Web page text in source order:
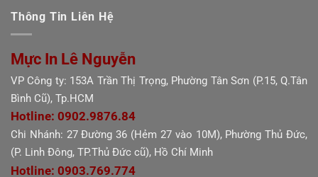
Thông Tin Liên Hệ
Mực In Lê Nguyễn
VP Công ty: 153A Trần Thị Trọng, Phường Tân Sơn (P.15, Q.Tân
Bình Cũ), Tp.HCM
Hotline: 0902.9876.84
Chi Nhánh: 27 Đường 36 (Hẻm 27 vào 10M), Phường Thủ Đức,
(P. Linh Đông, TP.Thủ Đức cũ), Hồ Chí Minh
Hotline: 0903.769.774